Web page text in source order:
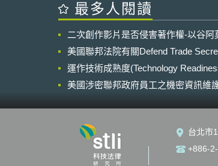
最多人閱讀
二次創作影片是否侵害著作權-以谷阿
美國聯邦法院有關Defend Trade
運作技術成熟度(Technology
美國涉密聯邦政府員工之機密資訊維
台北市
+886-